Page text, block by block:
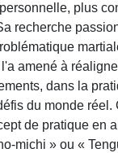
plus
recherche
amené à
dans la
du monde réel.
de pratique en
michi » ou «